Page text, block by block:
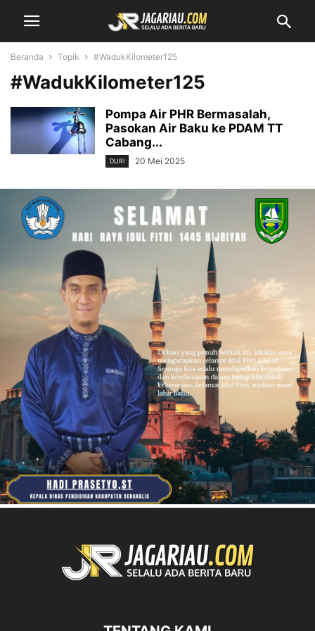
Beranda Topik #WadukKilometer125
#WadukKilometer125
Pompa Air PHR Bermasalah,
Pasokan Air Baku ke PDAM TT
Cabang...
DURI 20 Mei 2025